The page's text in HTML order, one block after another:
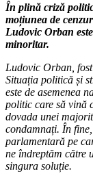
În plină criză
moțiunea de
Ludovic Orban
minoritar.
Ludovic Orban,
Situația politică și
este de asemenea
politic care să vină
dovada unei
condamnați. În
parlamentară pe
ne îndreptăm către
singura soluție.